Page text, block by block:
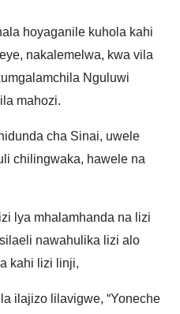
hoyaganile kuhola kahi
nakalemelwa, kwa vila
Nguluwi
mahozi.
cha Sinai, uwele
chilingwaka, hawele na
lya mhalamhanda na lizi
nawahulika lizi alo
kahi lizi linji,
ilajizo lilavigwe, “Yoneche